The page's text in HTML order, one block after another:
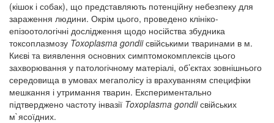
(кішок і собак), що представляють потенційну небезпеку для
зараження людини. Окрім цього, проведено клініко-
епізоотологічні дослідження щодо носійства збудника
токсоплазмозу Toxoplasma gondiiсвійськими тваринами в м.
Києві та виявлення основних симптомокомплексів цього
захворювання у патологічному матеріалі, об’єктах зовнішнього
середовища в умовах мегаполісу із врахуванням специфіки
мешкання і утримання тварин. Експериментально
підтверджено частоту інвазії Toxoplasma gondiiсвійських
м`ясоїдних.